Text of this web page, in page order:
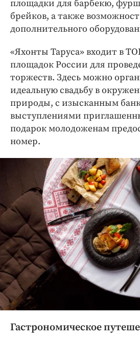
площадки для барбекю,
брейков, а также
дополнительного
«Яхонты Таруса» входит в
площадок России для
торжеств. Здесь можно
идеальную свадьбу в
природы, с изысканным
выступлениями
подарок молодоженам
номер.
Гастрономическое